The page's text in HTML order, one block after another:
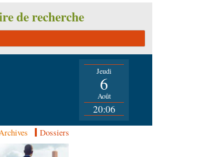
de recherche
Jeudi
6
Août
20:06
Dossiers